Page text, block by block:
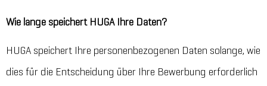
Wie lange speichert HUGA Ihre Daten?
HUGA speichert Ihre personenbezogenen Daten solange, wie
dies für die Entscheidung über Ihre Bewerbung erforderlich